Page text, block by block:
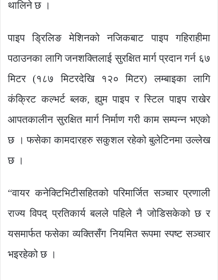
थालिने छ ।
पाइप ड्रिलिङ मेशिनको नजिकबाट पाइप गहिराहीमा
पठाउनका लागि जनशक्तिलाई सुरक्षित मार्ग प्रदान गर्न ६७
मिटर (१८७ मिटरदेखि १२० मिटर) लम्बाइका लागि
कंक्रिट कल्भर्ट ब्लक, ह्युम पाइप र स्टिल पाइप राखेर
आपतकालीन सुरक्षित मार्ग निर्माण गरी काम सम्पन्न भएको
छ । फसेका कामदारहरु सकुशल रहेको बुलेटिनमा उल्लेख
छ ।
“वायर कनेक्टिभिटीसहितको परिमार्जित सञ्चार प्रणाली
राज्य विपद् प्रतिकार्य बलले पहिले नै जोडिसकेको छ र
यसमार्फत फसेका व्यक्तिसँग नियमित रूपमा स्पष्ट सञ्चार
भइरहेको छ ।